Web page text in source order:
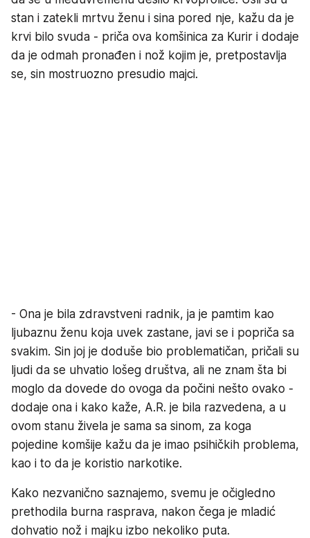
stan i zatekli mrtvu ženu i sina pored nje, kažu da je
krvi bilo svuda - priča ova komšinica za Kurir i dodaje
da je odmah pronađen i nož kojim je, pretpostavlja
se, sin mostruozno presudio majci.
- Ona je bila zdravstveni radnik, ja je pamtim kao
ljubaznu ženu koja uvek zastane, javi se i popriča sa
svakim. Sin joj je doduše bio problematičan, pričali su
ljudi da se uhvatio lošeg društva, ali ne znam šta bi
moglo da dovede do ovoga da počini nešto ovako -
dodaje ona i kako kaže, A.R. je bila razvedena, a u
ovom stanu živela je sama sa sinom, za koga
pojedine komšije kažu da je imao psihičkih problema,
kao i to da je koristio narkotike.
Kako nezvanično saznajemo, svemu je očigledno
prethodila burna rasprava, nakon čega je mladić
dohvatio nož i majku izbo nekoliko puta.